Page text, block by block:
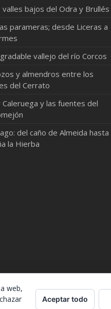
valles bajos del Odra y Brullés
parameras; desde Liceras a
vallejo del río Corcos
y almendros entre los
del Cerrato
Caleruega y las fuentes del
del caño de Almeida hasta
la Hierba
la procedencia. Gracias.
web,
Aceptar todo